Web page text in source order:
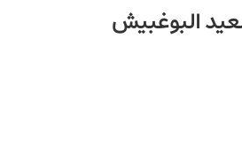
البوغبیش